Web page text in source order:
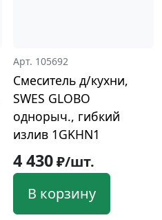
Арт. 105692
Смеситель д/кухни,
SWES GLOBO
однорыч., гибкий
излив 1GKHN1
4 430₽/шт.
В корзину